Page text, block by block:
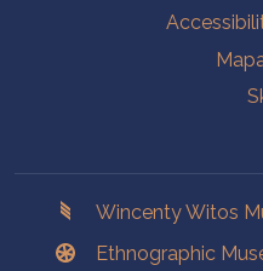
Wincenty Witos
Ethnographic